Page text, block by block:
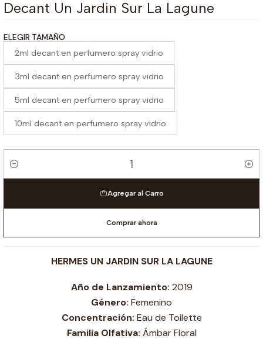
Decant Un Jardin Sur La Lagune
ELEGIR TAMAÑO
2ml decant en perfumero spray vidrio
3ml decant en perfumero spray vidrio
5ml decant en perfumero spray vidrio
10ml decant en perfumero spray vidrio
Cantidad
Agregar al Carro
Comprar ahora
HERMES UN JARDIN SUR LA LAGUNE
Año de Lanzamiento: 2019
Género: Femenino
Concentración: Eau de Toilette
Familia Olfativa: Ámbar Floral